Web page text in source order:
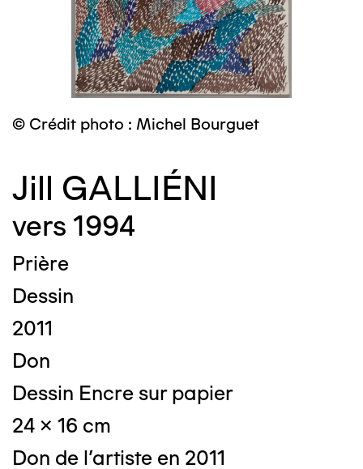
© Crédit photo : Michel Bourguet
Jill GALLIÉNI
vers 1994
Prière
Dessin
2011
Don
Dessin Encre sur papier
24 x 16 cm
Don de l'artiste en 2011